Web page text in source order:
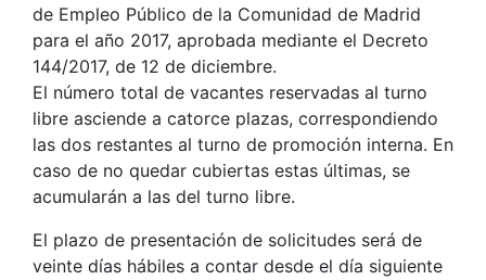
de Empleo Público de la Comunidad de Madrid
para el año 2017, aprobada mediante el Decreto
144/2017, de 12 de diciembre.
El número total de vacantes reservadas al turno
libre asciende a catorce plazas, correspondiendo
las dos restantes al turno de promoción interna. En
caso de no quedar cubiertas estas últimas, se
acumularán a las del turno libre.
El plazo de presentación de solicitudes será de
veinte días hábiles a contar desde el día siguiente